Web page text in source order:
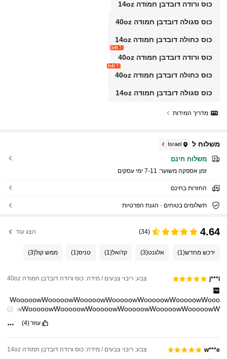
כוס ורודה דובדבן חמודה 14oz
כוס סגולה דובדבן חמודה 40oz
כוס כחולה דובדבן חמודה 14oz
כוס ורודה דובדבן חמודה 40oz
7 left
כוס כחולה דובדבן חמודה 40oz
7 left
כוס סגולה דובדבן חמודה 14oz
מדריך המידות
משלוח ל Israel
משלוח חינם
זמן אספקה ​​משוער: 7-11 ימי עסקים
החזרות בחינם
תשלומים בטוחים · הגנת הפרטיות
4.64
(34) הצג עוד
ירכש מחדש(1) אלגנט(3) קז'ואל(1) טניס(1) ממש קול(3)
j***i צבע: ריבוי צבעים / מידה: כוס ורודה דובדבן חמודה 40oz
WooooowWooooowWooooowWooooowWooooowWooooowWooo
oowWooooowWooooowWooooowWooooowWooooowWooooowW
ooooowWooooowWooooowWooooowWooooowWooooowWooooo
wWooooowWooooowWooooowWooooowWooooowWooooowWoo
ooowWooooowWooooowWooooowWooooowWooooow
WooooowWooooowWooooowWooooowWooooowWooooowWooo
oowWooooowWooooowWooooowWooooowWooooowWooooowW
עוזר(4)
w***e צבע: ריבוי צבעים / מידה: כוס ורודה דובדבן חמודה 14oz